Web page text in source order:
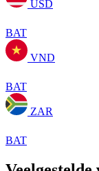
USD
BAT
VND
BAT
ZAR
BAT